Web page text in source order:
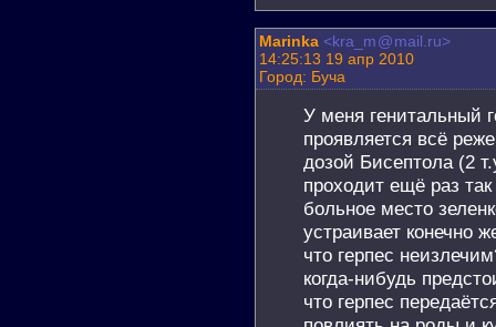
Marinka <kra_m@mail.ru>
14:25:13 19 апр 2010
Город: Буча
У меня генитальный
проявляется всё
дозой Бисептола (2
проходит ещё раз
больное место
устраивает конечно
что герпес
когда-нибудь
что герпес